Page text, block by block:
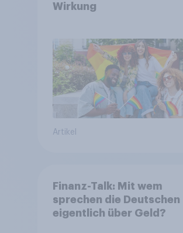
Wirkung
Artikel
Finanz-Talk: Mit wem
sprechen die Deutschen
eigentlich über Geld?